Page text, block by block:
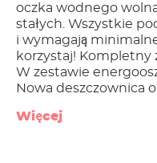
oczka wodnego
stałych. Wszystkie
i wymagają
korzystaj! Kompletny zestaw gotowy do instalacji.
W zestawie
Nowa deszczownica
materiały filtracyjne marki
Więcej